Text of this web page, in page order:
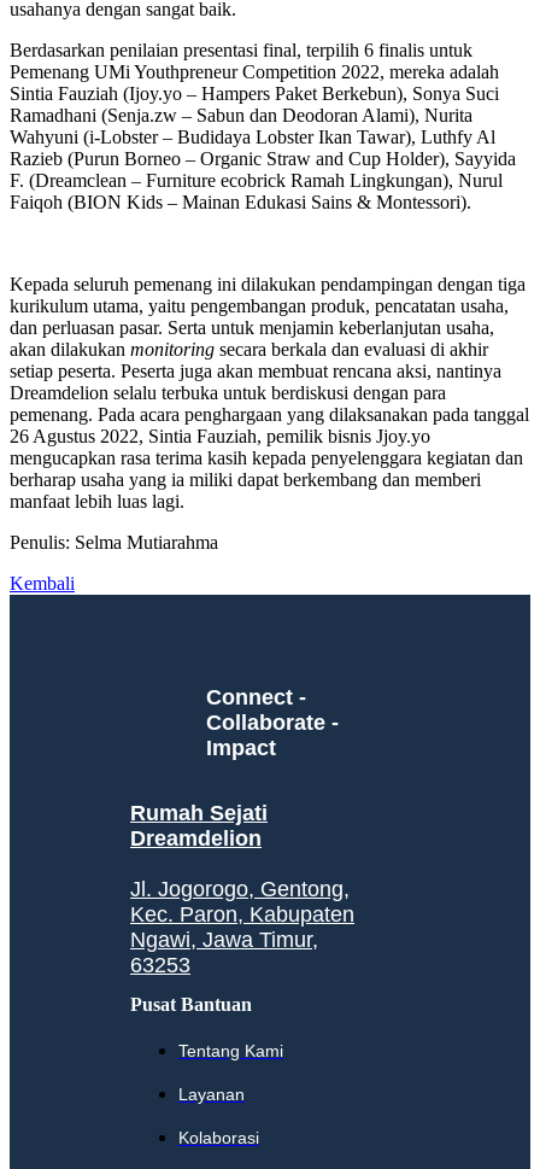
usahanya dengan sangat baik.
Berdasarkan penilaian presentasi final, terpilih 6 finalis untuk
Pemenang UMi Youthpreneur Competition 2022, mereka adalah
Sintia Fauziah (Ijoy.yo – Hampers Paket Berkebun), Sonya Suci
Ramadhani (Senja.zw – Sabun dan Deodoran Alami), Nurita
Wahyuni (i-Lobster – Budidaya Lobster Ikan Tawar), Luthfy Al
Razieb (Purun Borneo – Organic Straw and Cup Holder), Sayyida
F. (Dreamclean – Furniture ecobrick Ramah Lingkungan), Nurul
Faiqoh (BION Kids – Mainan Edukasi Sains & Montessori).
Kepada seluruh pemenang ini dilakukan pendampingan dengan tiga
kurikulum utama, yaitu pengembangan produk, pencatatan usaha,
dan perluasan pasar. Serta untuk menjamin keberlanjutan usaha,
akan dilakukan monitoring secara berkala dan evaluasi di akhir
setiap peserta. Peserta juga akan membuat rencana aksi, nantinya
Dreamdelion selalu terbuka untuk berdiskusi dengan para
pemenang. Pada acara penghargaan yang dilaksanakan pada tanggal
26 Agustus 2022, Sintia Fauziah, pemilik bisnis Jjoy.yo
mengucapkan rasa terima kasih kepada penyelenggara kegiatan dan
berharap usaha yang ia miliki dapat berkembang dan memberi
manfaat lebih luas lagi.
Penulis: Selma Mutiarahma
Kembali
Connect -
Collaborate -
Impact
Rumah Sejati
Dreamdelion
Jl. Jogorogo, Gentong,
Kec. Paron, Kabupaten
Ngawi, Jawa Timur,
63253
Pusat Bantuan
Tentang Kami
Layanan
Kolaborasi